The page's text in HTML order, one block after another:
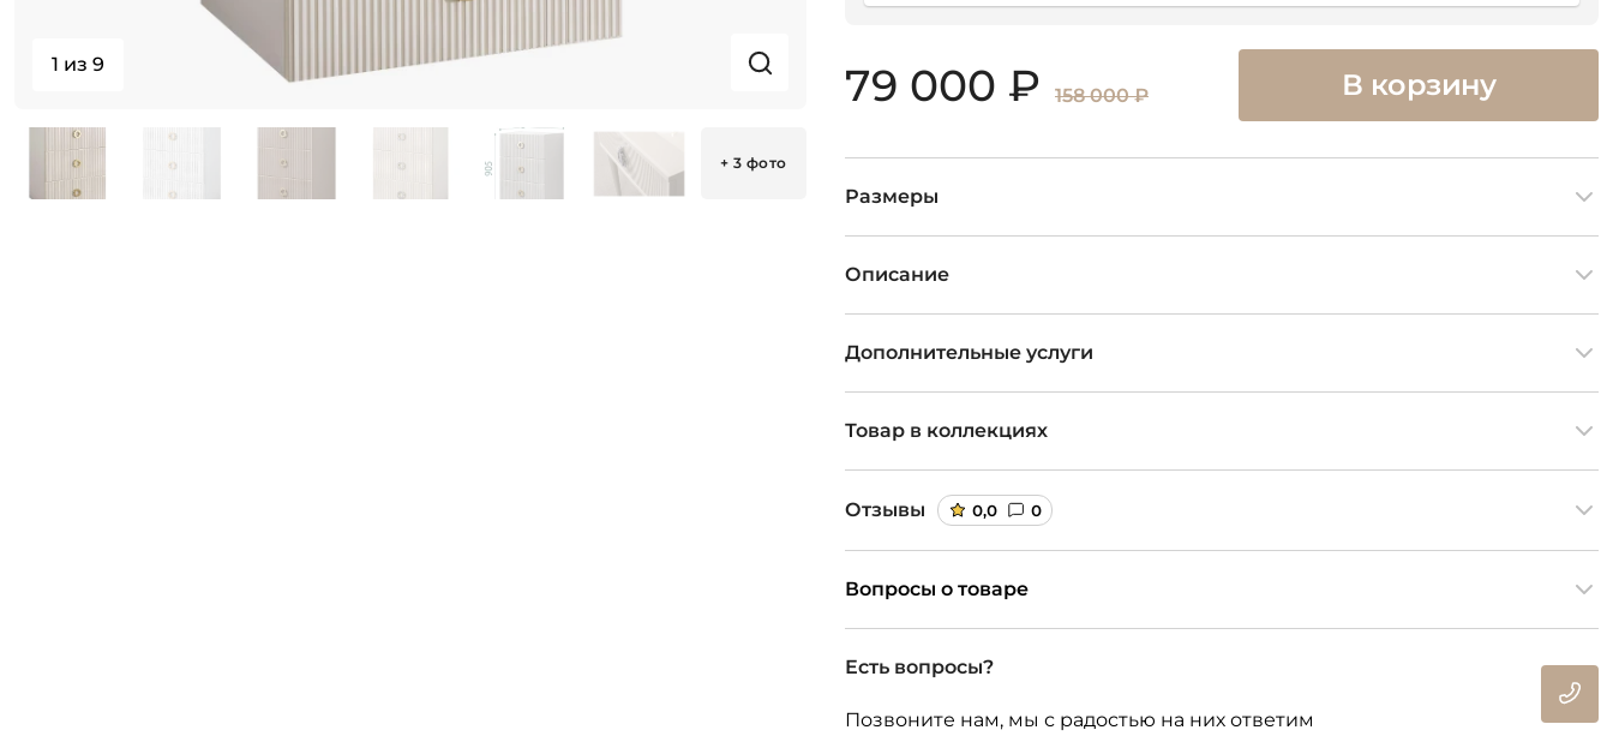
1 из 9
+ 3 фото
79 000 ₽ 158 000 ₽ В корзину
Размеры
Описание
Дополнительные услуги
Товар в коллекциях
Отзывы 0,0 0
Вопросы о товаре
Есть вопросы?
Позвоните нам, мы с радостью на них ответим